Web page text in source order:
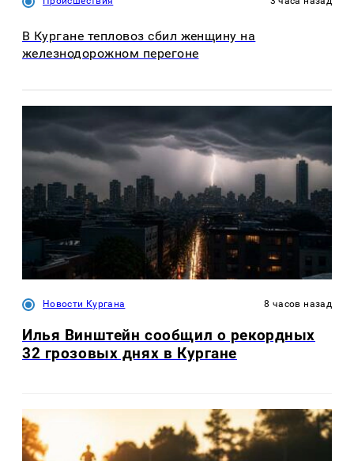
В Кургане тепловоз сбил женщину на
железнодорожном перегоне
Новости Кургана 8 часов назад
Илья Винштейн сообщил о рекордных
32 грозовых днях в Кургане